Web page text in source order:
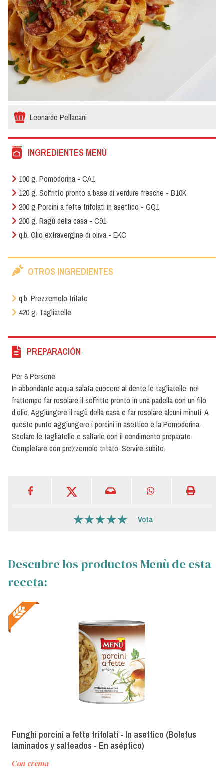
Leonardo Pellacani
INGREDIENTES MENÙ
100 g. Pomodorina - CA1
120 g. Soffritto pronto a base di verdure fresche - B10K
200 g Porcini a fette trifolati in asettico - GQ1
200 g. Ragù della casa - C91
q.b. Olio extravergine di oliva - EKC
OTROS INGREDIENTES
q.b. Prezzemolo tritato
420 g. Tagliatelle
PREPARACIÓN
Per 6 Persone
In abbondante acqua salata cuocere al dente le tagliatelle; nel
frattempo far rosolare il soffritto pronto in una padella con un filo
d’olio. Aggiungere il ragù della casa e far rosolare alcuni minuti. A
questo punto aggiungere i porcini in asettico e la Pomodorina.
Scolare le tagliatelle e saltarle con il condimento preparato.
Completare con prezzemolo tritato. Servire subito.
Vota
Descubre los productos Menù de esta
receta:
Funghi porcini a fette trifolati - In asettico (Boletus
laminados y salteados - En aséptico)
Con crema